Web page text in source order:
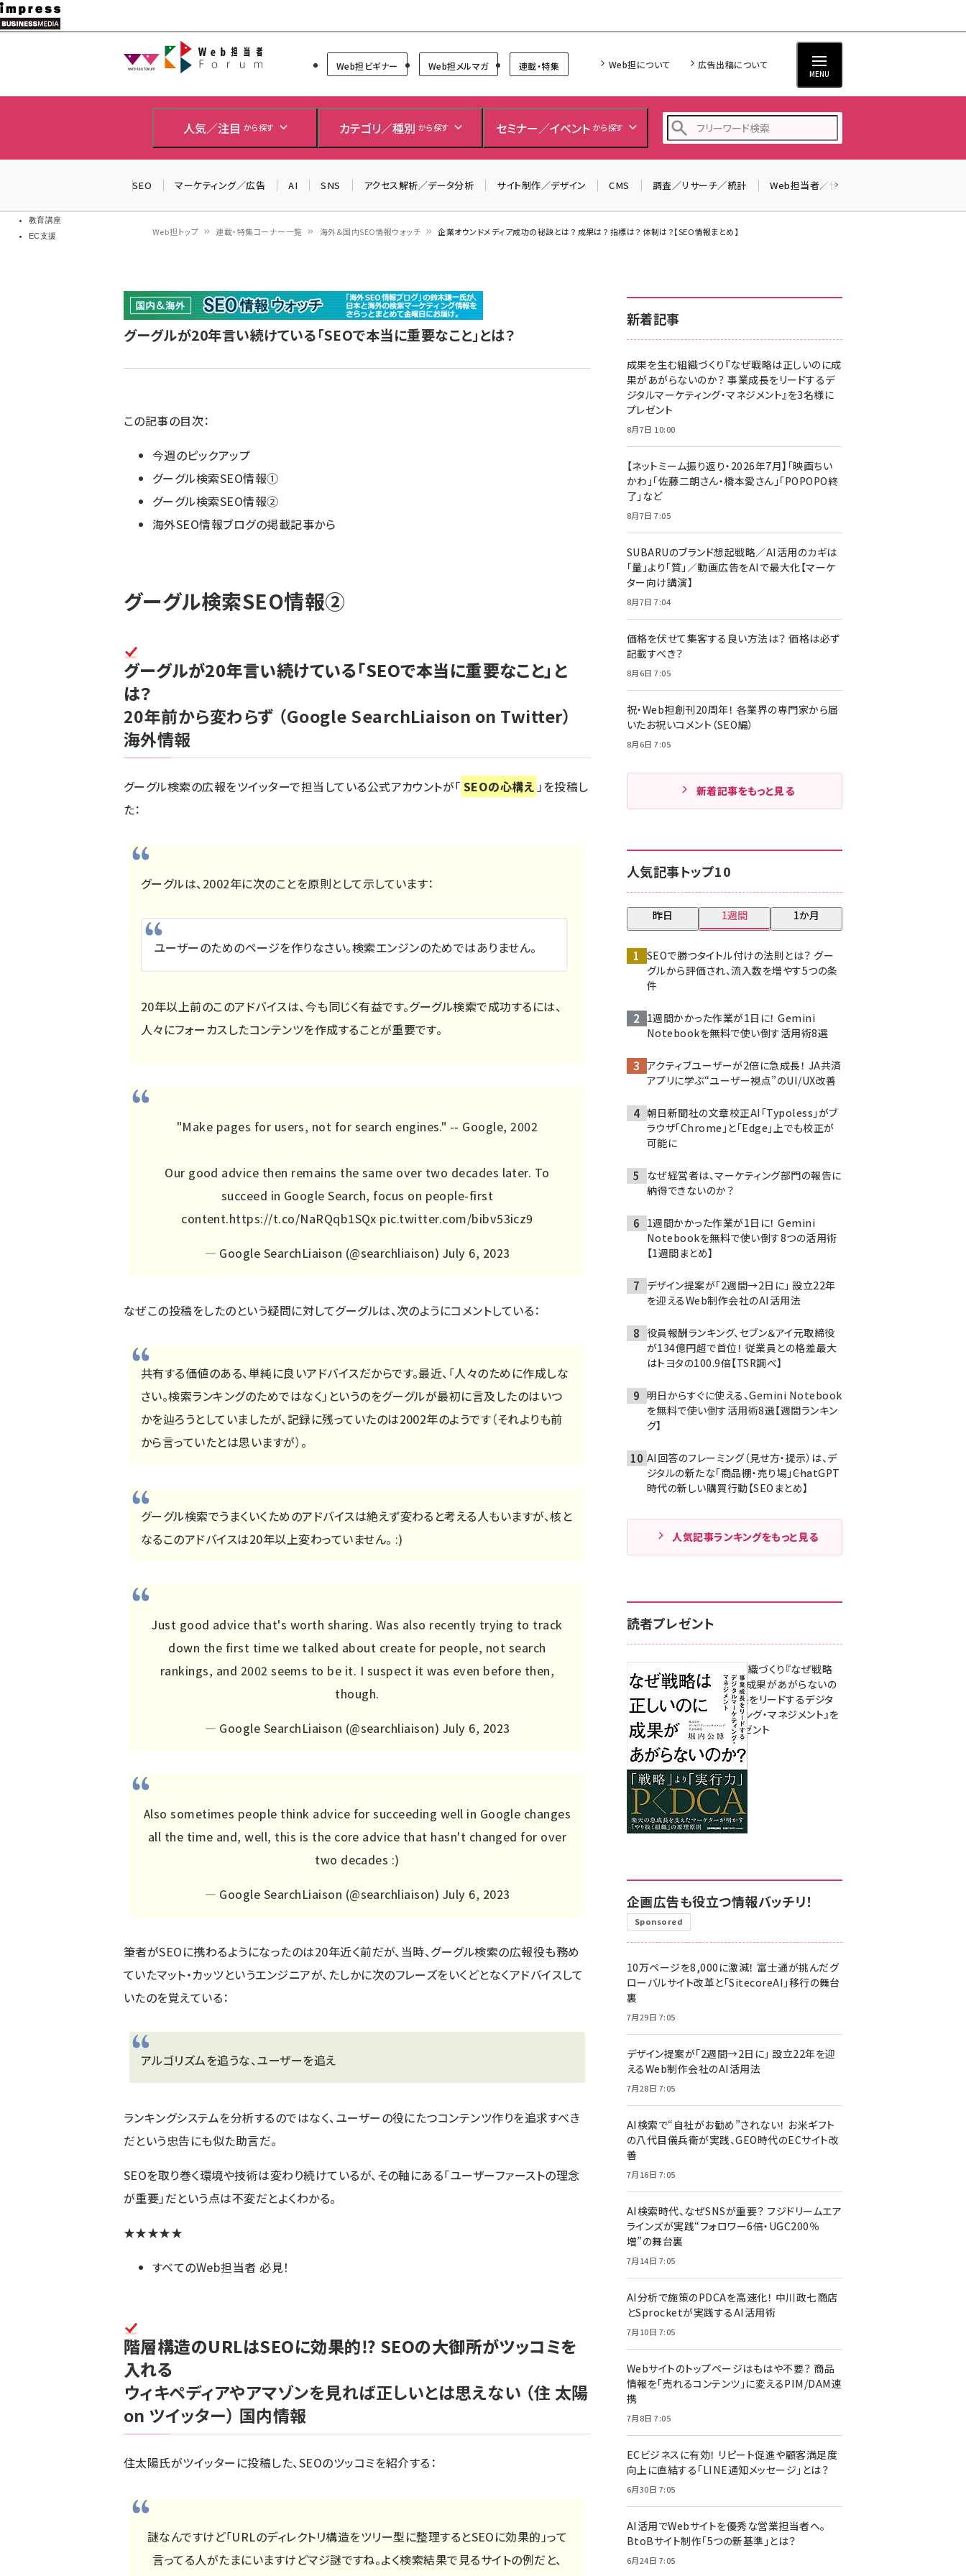
メ
イ
教育講座
EC支援
Web担当者Forum
Web担ビギナー Web担メルマガ 連載・特集 Web担について 広告出稿について
MENU
人気／注目 から探す カテゴリ／種別 から探す セミナー／イベント から探す
z世代 (1623)
meo (1277)
llmo (1167)
SEO マーケティング／広告 AI SNS アクセス解析／データ分析 サイト制作／デザイン CMS 調査／リサーチ／統計 Web担当者／仕事
ン
く
ず
Web担トップ 連載・特集コーナー一覧 海外&国内SEO情報ウォッチ 企業オウンドメディア成功の秘訣とは？ 成果は？ 指標は？ 体制は？【SEO情報まとめ】
グーグルが20年言い続けている「SEOで本当に重要なこと」とは？
この記事の目次：
今週のピックアップ
グーグル検索SEO情報①
グーグル検索SEO情報②
海外SEO情報ブログの掲載記事から
グーグル検索SEO情報②
グーグルが20年言い続けている「SEOで本当に重要なこと」と
は？
20年前から変わらず （Google SearchLiaison on Twitter）
海外情報
グーグル検索の広報をツイッターで担当している公式アカウントが「 SEOの心構え」を投稿し
た：
グーグルは、2002年に次のことを原則として示しています：
ユーザーのためのページを作りなさい。検索エンジンのためではありません。
20年以上前のこのアドバイスは、今も同じく有益です。グーグル検索で成功するには、
人々にフォーカスしたコンテンツを作成することが重要です。
"Make pages for users, not for search engines." -- Google, 2002
Our good advice then remains the same over two decades later. To
succeed in Google Search, focus on people-first
content.https://t.co/NaRQqb1SQx pic.twitter.com/bibv53icz9
— Google SearchLiaison (@searchliaison) July 6, 2023
なぜこの投稿をしたのという疑問に対してグーグルは、次のようにコメントしている：
共有する価値のある、単純に良いアドバイスだからです。最近、「人々のために作成しな
さい。検索ランキングのためではなく」というのをグーグルが最初に言及したのはいつ
かを辿ろうとしていましたが、記録に残っていたのは2002年のようです（それよりも前
から言っていたとは思いますが）。
グーグル検索でうまくいくためのアドバイスは絶えず変わると考える人もいますが、核と
なるこのアドバイスは20年以上変わっていません。 :)
Just good advice that's worth sharing. Was also recently trying to track
down the first time we talked about create for people, not search
rankings, and 2002 seems to be it. I suspect it was even before then,
though.
— Google SearchLiaison (@searchliaison) July 6, 2023
Also sometimes people think advice for succeeding well in Google changes
all the time and, well, this is the core advice that hasn't changed for over
two decades :)
— Google SearchLiaison (@searchliaison) July 6, 2023
筆者がSEOに携わるようになったのは20年近く前だが、当時、グーグル検索の広報役も務め
ていたマット・カッツというエンジニアが、たしかに次のフレーズをいくどとなくアドバイスして
いたのを覚えている：
アルゴリズムを追うな、ユーザーを追え
ランキングシステムを分析するのではなく、ユーザーの役にたつコンテンツ作りを追求すべき
だという忠告にも似た助言だ。
SEOを取り巻く環境や技術は変わり続けているが、その軸にある「ユーザーファーストの理念
が重要」だという点は不変だとよくわかる。
★★★★★
すべてのWeb担当者 必見！
階層構造のURLはSEOに効果的⁉️ SEOの大御所がツッコミを
入れる
ウィキペディアやアマゾンを見れば正しいとは思えない （住 太陽
on ツイッター） 国内情報
住太陽氏がツイッターに投稿した、SEOのツッコミを紹介する：
謎なんですけど「URLのディレクトリ構造をツリー型に整理するとSEOに効果的」って
言ってる人がたまにいますけどマジ謎ですね。よく検索結果で見るサイトの例だと、
新着記事
成果を生む組織づくり『なぜ戦略は正しいのに成
果があがらないのか？ 事業成長をリードするデ
ジタルマーケティング・マネジメント』を3名様に
プレゼント
8月7日 10:00
【ネットミーム振り返り・2026年7月】「映画ちい
かわ」「佐藤二朗さん・橋本愛さん」「POPOPO終
了」など
8月7日 7:05
SUBARUのブランド想起戦略／AI活用のカギは
「量」より「質」／動画広告をAIで最大化【マーケ
ター向け講演】
8月7日 7:04
価格を伏せて集客する良い方法は？ 価格は必ず
記載すべき？
8月6日 7:05
祝・Web担創刊20周年！ 各業界の専門家から届
いたお祝いコメント（SEO編）
8月6日 7:05
新着記事をもっと見る
人気記事トップ10
昨日 1週間 1か月
SEOで勝つタイトル付けの法則とは？ グー
グルから評価され、流入数を増やす5つの条
件
1週間かかった作業が1日に！ Gemini
Notebookを無料で使い倒す活用術8選
アクティブユーザーが2倍に急成長！ JA共済
アプリに学ぶ“ユーザー視点”のUI/UX改善
朝日新聞社の文章校正AI「Typoless」がブ
ラウザ「Chrome」と「Edge」上でも校正が
可能に
なぜ経営者は、マーケティング部門の報告に
納得できないのか？
1週間かかった作業が1日に！ Gemini
Notebookを無料で使い倒す8つの活用術
【1週間まとめ】
デザイン提案が「2週間→2日に」 設立22年
を迎えるWeb制作会社のAI活用法
役員報酬ランキング、セブン＆アイ元取締役
が134億円超で首位！ 従業員との格差最大
はトヨタの100.9倍【TSR調べ】
明日からすぐに使える、Gemini Notebook
を無料で使い倒す活用術8選【週間ランキン
グ】
AI回答のフレーミング（見せ方・提示）は、デ
ジタルの新たな「商品棚・売り場」――ChatGPT
時代の新しい購買行動【SEOまとめ】
人気記事ランキングをもっと見る
読者プレゼント
成果を生む組織づくり『なぜ戦略
は正しいのに成果があがらないの
か？ 事業成長をリードするデジタ
ルマーケティング・マネジメント』を
3名様にプレゼント
8月7日 10:00
企画広告も役立つ情報バッチリ！
Sponsored
10万ページを8,000に激減！ 富士通が挑んだグ
ローバルサイト改革と「SitecoreAI」移行の舞台
裏
7月29日 7:05
デザイン提案が「2週間→2日に」 設立22年を迎
えるWeb制作会社のAI活用法
7月28日 7:05
AI検索で“自社がお勧め”されない！ お米ギフト
の八代目儀兵衛が実践、GEO時代のECサイト改
善
7月16日 7:05
AI検索時代、なぜSNSが重要？ フジドリームエア
ラインズが実践“フォロワー6倍・UGC200％
増”の舞台裏
7月14日 7:05
AI分析で施策のPDCAを高速化！ 中川政七商店
とSprocketが実践するAI活用術
7月10日 7:05
Webサイトのトップページはもはや不要？ 商品
情報を「売れるコンテンツ」に変えるPIM/DAM連
携
7月8日 7:05
ECビジネスに有効！ リピート促進や顧客満足度
向上に直結する「LINE通知メッセージ」とは？
6月30日 7:05
AI活用でWebサイトを優秀な営業担当者へ。
BtoBサイト制作「5つの新基準」とは？
6月24日 7:05
＼ 8月27日開催、申し込み受付中！ ／
生成AIをマーケティング等に活用するための考え方を学べ
るセミナーイベント「生成AI × マーケティング フォーラム
▼申し込みはこちらから▼